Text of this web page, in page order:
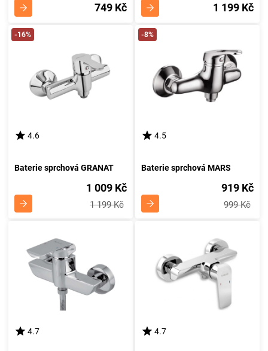
749 Kč 1 199 Kč
-16%
4.6
Baterie sprchová GRANAT
1 009 Kč
1 199 Kč
-8%
4.5
Baterie sprchová MARS
919 Kč
999 Kč
4.7 4.7